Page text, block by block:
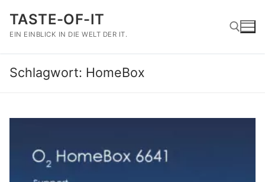
Inhalt
springen
TASTE-OF-IT
EIN EINBLICK IN DIE WELT DER IT.
Suchen nach:
Schlagwort: HomeBox